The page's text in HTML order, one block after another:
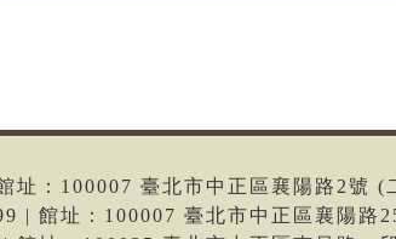
址：100007 臺北市中正區襄陽路2號 (
| 館址：100007 臺北市中正區襄陽路